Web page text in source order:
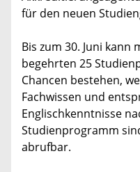
für den neuen
Bis zum 30. Juni
begehrten 25
Chancen bestehen,
Fachwissen und
Englischkenntnisse
Studienprogramm
abrufbar.